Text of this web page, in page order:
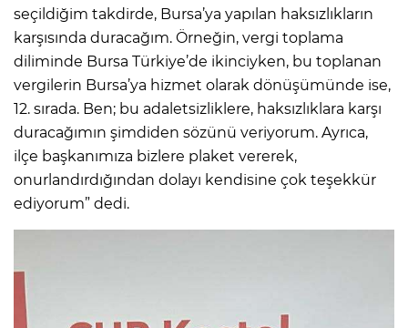
seçildiğim takdirde, Bursa’ya yapılan haksızlıkların
karşısında duracağım. Örneğin, vergi toplama
diliminde Bursa Türkiye’de ikinciyken, bu toplanan
vergilerin Bursa’ya hizmet olarak dönüşümünde ise,
12. sırada. Ben; bu adaletsizliklere, haksızlıklara karşı
duracağımın şimdiden sözünü veriyorum. Ayrıca,
ilçe başkanımıza bizlere plaket vererek,
onurlandırdığından dolayı kendisine çok teşekkür
ediyorum” dedi.